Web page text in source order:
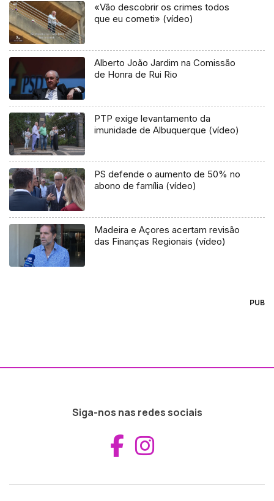
«Vão descobrir os crimes todos
que eu cometi» (vídeo)
Alberto João Jardim na Comissão
de Honra de Rui Rio
PTP exige levantamento da
imunidade de Albuquerque (vídeo)
PS defende o aumento de 50% no
abono de família (vídeo)
Madeira e Açores acertam revisão
das Finanças Regionais (vídeo)
PUB
Siga-nos nas redes sociais
Aceder ao